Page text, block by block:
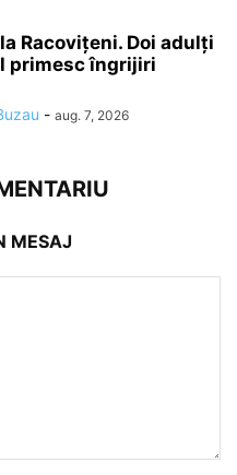
Racovițeni. Doi adulți
primesc îngrijiri
- aug. 7, 2026
MESAJ